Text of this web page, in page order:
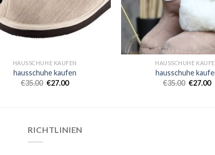
HAUSSCHUHE KAUFEN
hausschuhe kaufen
€35.00 €27.00
HAUSSCHUHE
hausschuhe
€35.00 €27.00
RICHTLINIEN